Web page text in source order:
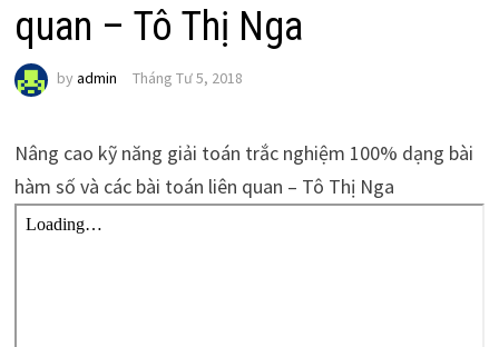
quan – Tô Thị Nga
by admin Tháng Tư 5, 2018
Nâng cao kỹ năng giải toán trắc nghiệm 100% dạng bài
hàm số và các bài toán liên quan – Tô Thị Nga